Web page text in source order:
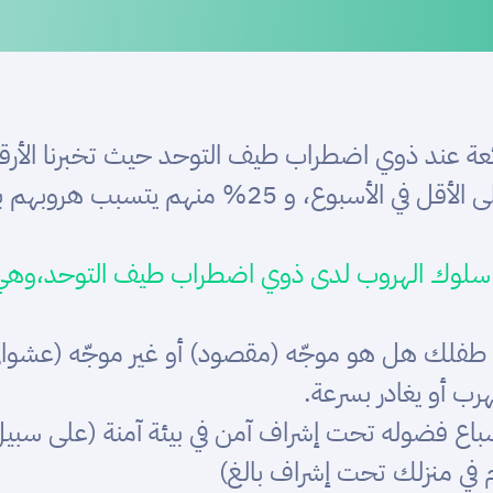
منازلهم و 35% يحاولوا الفرار مرة واحدة على
هل هو موجّه (مقصود) أو غير موجّه
أو يغادر بسرعة.
فضوله تحت إشراف آمن في بيئة آمنة (على
في منزلك تحت إشراف بالغ)